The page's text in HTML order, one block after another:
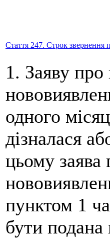
Стаття 247. Строк звернення
1. Заяву про
одного
дізналася
цьому заява
пунктом 1
бути подана